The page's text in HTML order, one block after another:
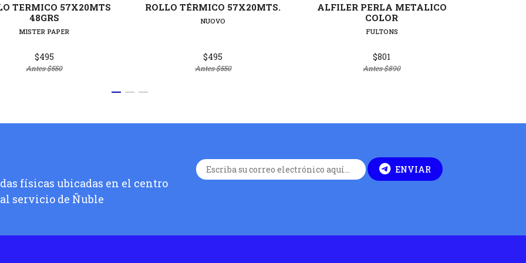
TERMICO 57X20MTS
48GRS
MISTER PAPER
$495
Antes$550
ROLLO TÉRMICO 57X20MTS.
NUOVO
$495
Antes$550
ALFILER PERLA METALICO
COLOR
FULTONS
$801
Antes$890
físicas ubicadas en el centro
servicio de Ñuble
ENVIAR